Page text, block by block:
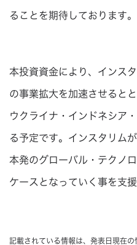
ることを期待しております。
本投資資金により、インス
の事業拡大を加速させると
ウクライナ・インドネシア
る予定です。インスタリム
本発のグローバル・テクノ
ケースとなっていく事を支
記載されている情報は、発表日現在